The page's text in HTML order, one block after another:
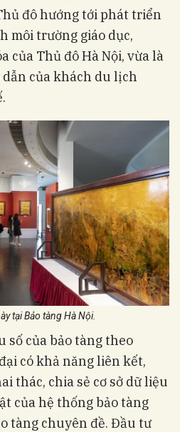
đô hướng tới phát triển
môi trường giáo dục,
của Thủ đô Hà Nội, vừa là
của khách du lịch
tại Bảo tàng Hà Nội.
số của bảo tàng theo
có khả năng liên kết,
thác, chia sẻ cơ sở dữ liệu
của hệ thống bảo tàng
tàng chuyên đề. Đầu tư